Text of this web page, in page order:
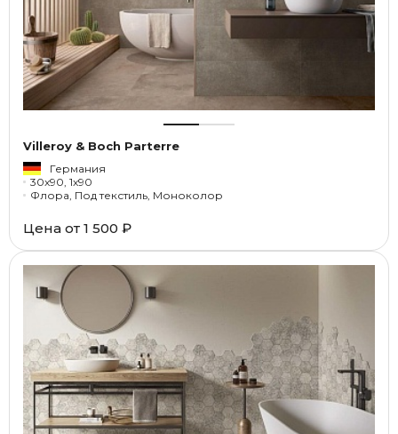
Villeroy & Boch Parterre
Германия
30x90, 1x90
Флора, Под текстиль, Моноколор
Цена от 1 500 ₽